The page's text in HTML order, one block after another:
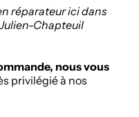
réparateur ici dans
Chapteuil
nous vous
privilégié à nos